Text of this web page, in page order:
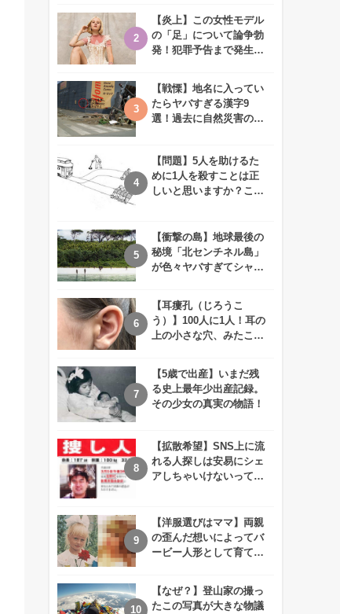
【炎上】この女性モデル
の「足」について論争勃
発！犯罪予告まで発生す
【戦慄】地名に入ってい
たらヤバすぎる漢字9
選！過去に自然災害の歴
【問題】5人を助けるた
めに1人を殺すことは正
しいと思いますか？この
【衝撃の島】地球最後の
秘境「北センチネル島」
が色々ヤバすぎてシャレ
【耳瘻孔（じろうこ
う）】100人に1人！耳の
上の小さな穴、みたこと
【5歳で出産】いまだ残
る史上最年少出産記録。
その少女の真実の物語！
【拡散希望】SNS上に流
れる人探しは安易にシェ
アしちゃいけないって知
【洋服選びはママ】両親
の歪んだ想いによってバ
ービー人形として育てら
【なぜ？】登山家の撮っ
たこの写真が大きな物議